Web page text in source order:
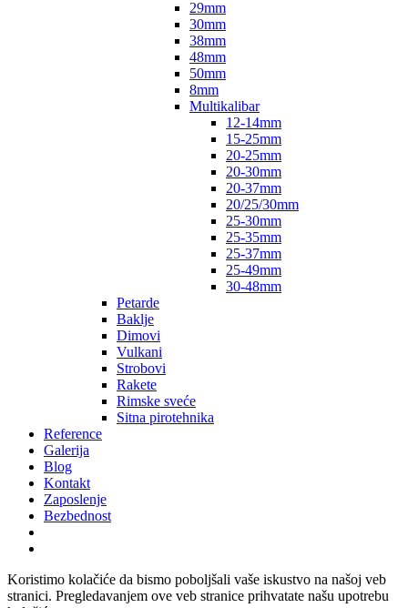
29mm
30mm
38mm
48mm
50mm
8mm
Multikalibar
12-14mm
15-25mm
20-25mm
20-30mm
20-37mm
20/25/30mm
25-30mm
25-35mm
25-37mm
25-49mm
30-48mm
Petarde
Baklje
Dimovi
Vulkani
Strobovi
Rakete
Rimske sveće
Sitna pirotehnika
Reference
Galerija
Blog
Kontakt
Zaposlenje
Bezbednost
Koristimo kolačiće da bismo poboljšali vaše iskustvo na našoj veb
stranici. Pregledavanjem ove veb stranice prihvatate našu upotrebu